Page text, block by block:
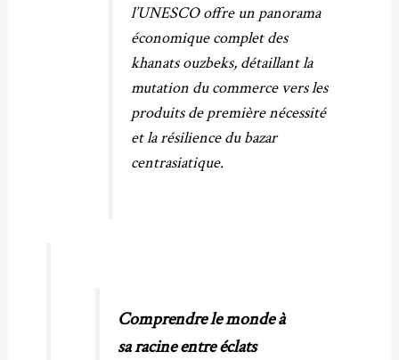
l’UNESCO offre un panorama
économique complet des
khanats ouzbeks, détaillant la
mutation du commerce vers les
produits de première nécessité
et la résilience du bazar
centrasiatique.
Comprendre le monde à
sa racine entre éclats